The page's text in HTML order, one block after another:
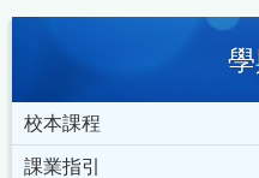
校本課程
課業指引